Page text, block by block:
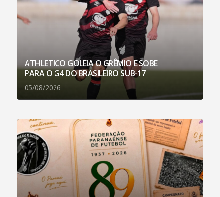
ATHLETICO GOLEIA O GRÊMIO E SOBE
PARA O G4 DO BRASILEIRO SUB-17
05/08/2026